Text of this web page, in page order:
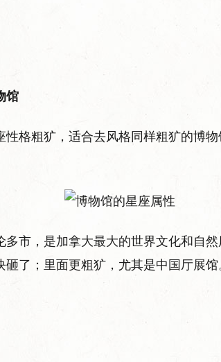
馆
性格粗犷，适合去风格同样粗犷的博
多市，是加拿大最大的世界文化和自
了；里面更粗犷，尤其是中国厅展馆